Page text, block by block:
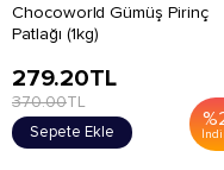
Chocoworld Gümüş Pirinç
Patlağı (1kg)
%
279.20TL
370.00TL
Sepete Ekle